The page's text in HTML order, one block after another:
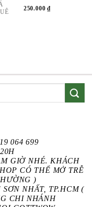
LÀ:
800.000 ₫.
250.000₫
064 699
GIỜ NHÉ. KHÁCH
CÓ THỂ MỞ TRỄ
)
SƠN NHẤT, TP.HCM (
CHI NHÁNH